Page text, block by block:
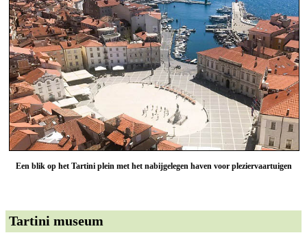
Een blik op het Tartini plein met het nabijgelegen haven voor pleziervaartuigen
Tartini museum